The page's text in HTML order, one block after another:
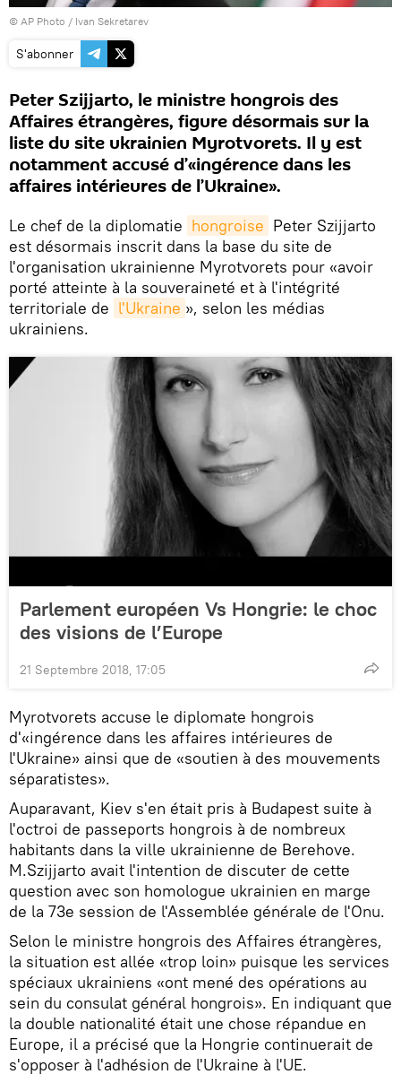
© AP Photo / Ivan Sekretarev
S'abonner
Peter Szijjarto, le ministre hongrois des
Affaires étrangères, figure désormais sur la
liste du site ukrainien Myrotvorets. Il y est
notamment accusé d’«ingérence dans les
affaires intérieures de l’Ukraine».
Le chef de la diplomatie hongroise Peter Szijjarto
est désormais inscrit dans la base du site de
l'organisation ukrainienne Myrotvorets pour «avoir
porté atteinte à la souveraineté et à l'intégrité
territoriale de l'Ukraine », selon les médias
ukrainiens.
Parlement européen Vs Hongrie: le choc
des visions de l’Europe
21 Septembre 2018, 17:05
Myrotvorets accuse le diplomate hongrois
d'«ingérence dans les affaires intérieures de
l'Ukraine» ainsi que de «soutien à des mouvements
séparatistes».
Auparavant, Kiev s'en était pris à Budapest suite à
l'octroi de passeports hongrois à de nombreux
habitants dans la ville ukrainienne de Berehove.
M.Szijjarto avait l'intention de discuter de cette
question avec son homologue ukrainien en marge
de la 73e session de l'Assemblée générale de l'Onu.
Selon le ministre hongrois des Affaires étrangères,
la situation est allée «trop loin» puisque les services
spéciaux ukrainiens «ont mené des opérations au
sein du consulat général hongrois». En indiquant que
la double nationalité était une chose répandue en
Europe, il a précisé que la Hongrie continuerait de
s'opposer à l'adhésion de l'Ukraine à l'UE.